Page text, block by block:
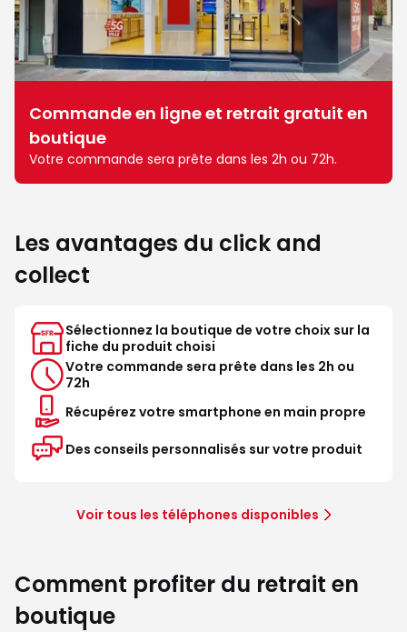
Commande en ligne et retrait gratuit en
boutique
Votre commande sera prête dans les 2h ou 72h.
Les avantages du click and
collect
Sélectionnez la boutique de votre choix sur la
fiche du produit choisi
Votre commande sera prête dans les 2h ou
72h
Récupérez votre smartphone en main propre
Des conseils personnalisés sur votre produit
Voir tous les téléphones disponibles
Comment profiter du retrait en
boutique